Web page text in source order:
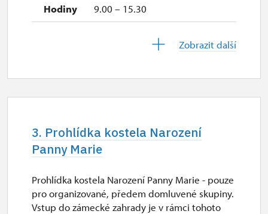
9.00 – 15.30
30. 10.
9.00 – 15.30
uzavřen
Zobrazit další
3. Prohlídka kostela Narození
Panny Marie
Prohlídka kostela Narození Panny Marie - pouze
pro organizované, předem domluvené skupiny.
Vstup do zámecké zahrady je v rámci tohoto